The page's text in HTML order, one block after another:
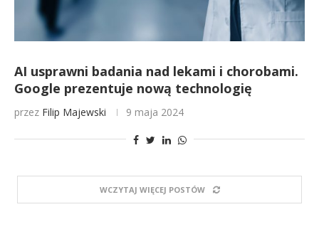
AI usprawni badania nad lekami i chorobami.
Google prezentuje nową technologię
przez Filip Majewski 9 maja 2024
WCZYTAJ WIĘCEJ POSTÓW